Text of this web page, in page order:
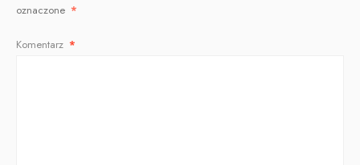
oznaczone *
Komentarz *